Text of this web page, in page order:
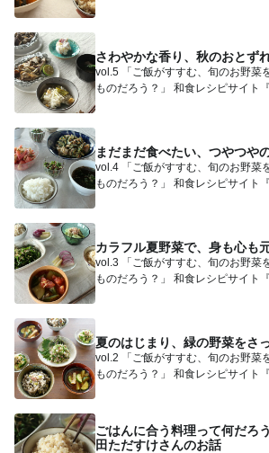
さわやかな香り、秋のおとずれ
vol.5 「ご飯がすすむ、旬のお野菜
ものだろう？」 和食レシピサイト
まだまだ食べたい、つやつや
vol.4 「ご飯がすすむ、旬のお野菜
ものだろう？」 和食レシピサイト
カラフル夏野菜で、身も心も元
vol.3 「ご飯がすすむ、旬のお野菜
ものだろう？」 和食レシピサイト
夏のはじまり、緑の野菜をさ
vol.2 「ご飯がすすむ、旬のお野菜
ものだろう？」 和食レシピサイト
ごはんに合う料理って何だ
田ただすけさんのお話